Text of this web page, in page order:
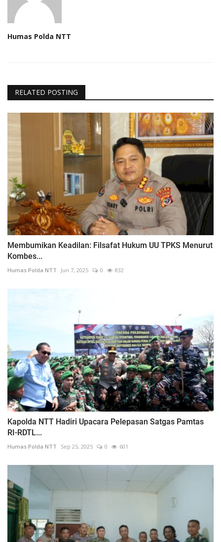
Humas Polda NTT
RELATED POSTING
Membumikan Keadilan: Filsafat Hukum UU TPKS Menurut
Kombes...
Humas Polda NTT Jun 7, 2025 0 832
Kapolda NTT Hadiri Upacara Pelepasan Satgas Pamtas
RI-RDTL...
Humas Polda NTT Sep 25, 2025 0 601